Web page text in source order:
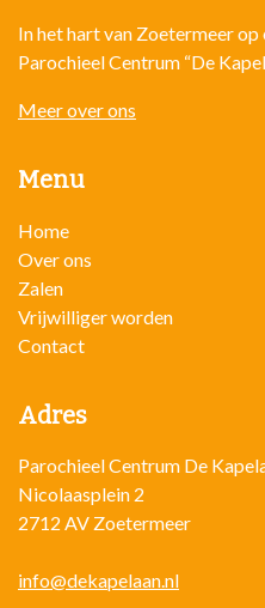
In het hart van Zoetermeer
Parochieel Centrum “De
Meer over ons
Menu
Home
Over ons
Zalen
Vrijwilliger worden
Contact
Adres
Parochieel Centrum De
Nicolaasplein 2
2712 AV Zoetermeer
info@dekapelaan.nl